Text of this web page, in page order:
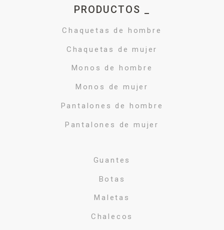
PRODUCTOS _
Chaquetas de hombre
Chaquetas de mujer
Monos de hombre
Monos de mujer
Pantalones de hombre
Pantalones de mujer
Guantes
Botas
Maletas
Chalecos